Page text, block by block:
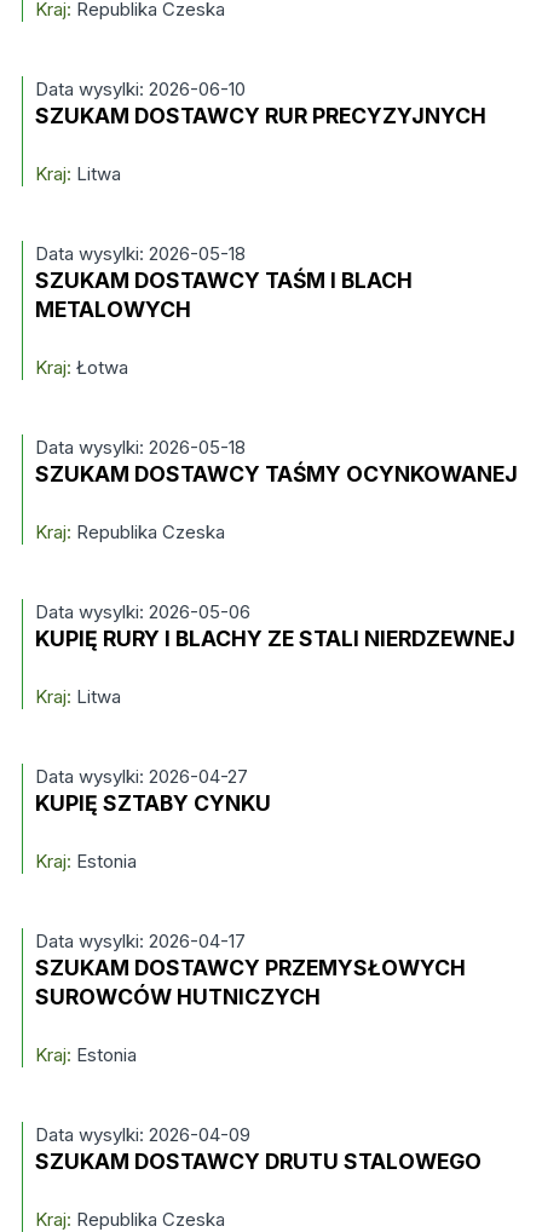
Kraj: Republika Czeska
Data wysylki: 2026-06-10
SZUKAM DOSTAWCY RUR PRECYZYJNYCH
Kraj: Litwa
Data wysylki: 2026-05-18
SZUKAM DOSTAWCY TAŚM I BLACH
METALOWYCH
Kraj: Łotwa
Data wysylki: 2026-05-18
SZUKAM DOSTAWCY TAŚMY OCYNKOWANEJ
Kraj: Republika Czeska
Data wysylki: 2026-05-06
KUPIĘ RURY I BLACHY ZE STALI NIERDZEWNEJ
Kraj: Litwa
Data wysylki: 2026-04-27
KUPIĘ SZTABY CYNKU
Kraj: Estonia
Data wysylki: 2026-04-17
SZUKAM DOSTAWCY PRZEMYSŁOWYCH
SUROWCÓW HUTNICZYCH
Kraj: Estonia
Data wysylki: 2026-04-09
SZUKAM DOSTAWCY DRUTU STALOWEGO
Kraj: Republika Czeska